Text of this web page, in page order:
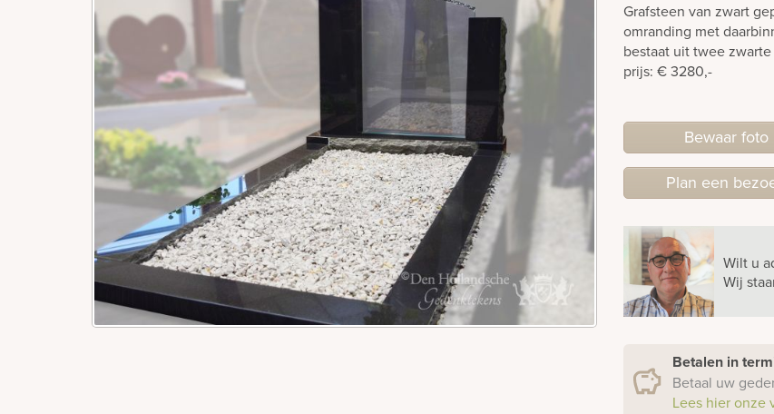
Grafsteen van zwart
omranding met
bestaat uit twee
prijs: € 3280,-
Bewaar foto
Plan een
Wilt u
Wij
Betalen in
Betaal uw
Lees hier onze